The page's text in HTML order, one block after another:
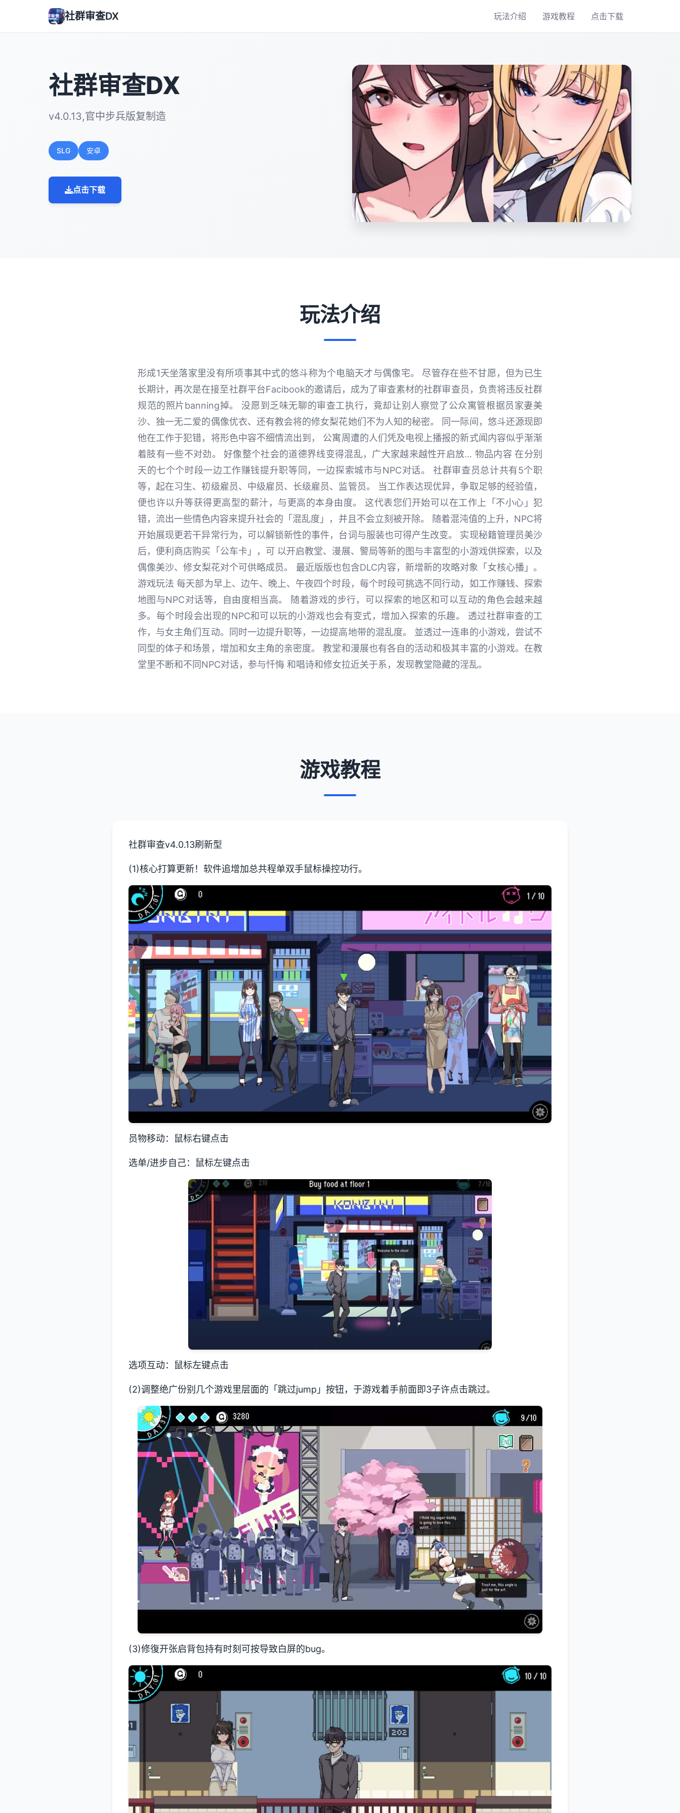
社群审查DX 玩法介绍 游戏教程 点击下载
社群审查DX
v4.0.13,官中步兵版复制造
SLG 安卓
点击下载
玩法介绍
形成1天坐落家里没有所项事其中式的悠斗称为个电脑天才与偶像宅。 尽管存在些不甘愿，但为已生
长期计，再次是在接至社群平台Facibook的邀请后，成为了审查素材的社群审查员，负责将违反社群
规范的照片banning掉。 没愿到乏味无聊的审查工执行，竟却让别人察觉了公众寓管根据员家妻美
沙、独一无二爱的偶像优衣、还有教会将的修女梨花她们不为人知的秘密。 同一际间，悠斗还源现即
他在工作于犯错，将形色中容不细情流出到， 公寓周遭的人们凭及电视上播报的新式闻内容似乎渐渐
着肢有一些不对劲。 好像整个社会的道德界线变得混乱，广大家越来越性开启放… 物品内容 在分别
天的七个个时段一边工作赚钱提升职等同，一边探索城市与NPC对话。 社群审查员总计共有5个职
等，起在习生、初级雇员、中级雇员、长级雇员、监管员。 当工作表达现优异，争取足够的经验值，
便也许以升等获得更高型的薪汁，与更高的本身由度。 这代表您们开始可以在工作上「不小心」犯
错，流出一些情色内容来提升社会的「混乱度」，并且不会立刻被开除。 随着混沌值的上升，NPC将
开始展现更若干异常行为，可以解锁新性的事件，台词与服装也可得产生改变。 实现秘籍管理员美沙
后，便利商店购买「公车卡」，可 以开启教堂、漫展、警局等新的图与丰富型的小游戏供探索，以及
偶像美沙、修女梨花对个可供略成员。 最近版版也包含DLC内容，新增新的攻略对象「女核心播」。
游戏玩法 每天部为早上、边午、晚上、午夜四个时段，每个时段可挑选不同行动，如工作赚钱、探索
地图与NPC对话等，自由度相当高。 随着游戏的步行，可以探索的地区和可以互动的角色会越来越
多。每个时段会出现的NPC和可以玩的小游戏也会有变式，增加入探索的乐趣。 透过社群审查的工
作，与女主角们互动。同时一边提升职等，一边提高地带的混乱度。 並透过一连串的小游戏，尝试不
同型的体子和场景，增加和女主角的亲密度。 教堂和漫展也有各自的活动和极其丰富的小游戏。在教
堂里不断和不同NPC对话，参与忏悔 和唱诗和修女拉近关于系，发现教堂隐藏的淫乱。
游戏教程
社群审查v4.0.13刷新型
(1)核心打算更新！软件追增加总共程单双手鼠标操控功行。
员物移动：鼠标右键点击
选单/进步自己：鼠标左键点击
选项互动：鼠标左键点击
(2)调整绝广份别几个游戏里层面的「跳过jump」按钮，于游戏着手前面即3子许点击跳过。
(3)修復开张启背包持有时刻可按导致白屏的bug。